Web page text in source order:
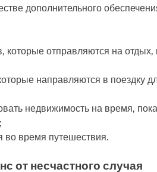
дополнительного
которые отправляются на
направляются в поездку
недвижимость на время,
во время путешествия.
от несчастного случая